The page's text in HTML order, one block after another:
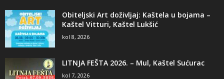
Obiteljski Art doživljaj: Kaštela u bojama –
Kaštel Vitturi, Kaštel Lukšić
kol 8, 2026
LITNJA FEŠTA 2026. – Mul, Kaštel Sućurac
kol 7, 2026